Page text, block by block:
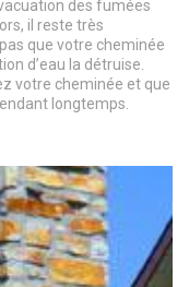
des fumées
il reste très
que votre cheminée
d’eau la détruise.
votre cheminée et que
longtemps.